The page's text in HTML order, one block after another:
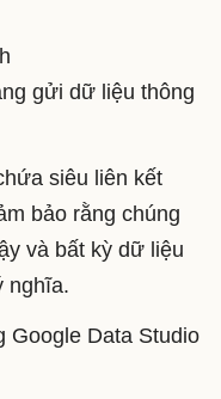
gửi dữ liệu thông
siêu liên kết
bảo rằng chúng
và bất kỳ dữ liệu
nghĩa.
Google Data Studio